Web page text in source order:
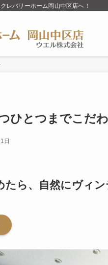
レバリーホーム岡山中区店へ！
ひとつまでこだ
日
たら、自然にヴィ